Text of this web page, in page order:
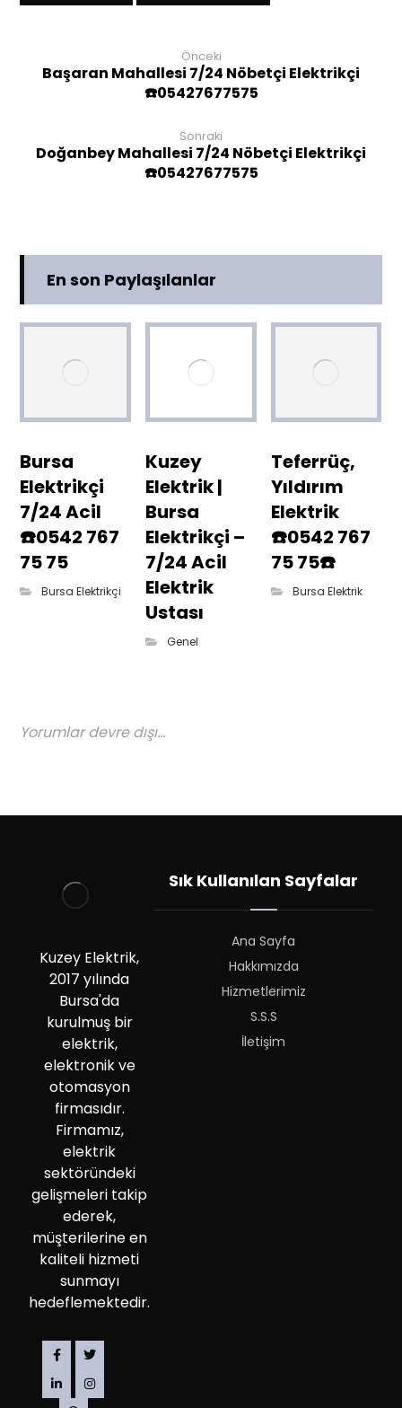
Önceki
Başaran Mahallesi 7/24 Nöbetçi Elektrikçi
☎️05427677575
Sonraki
Doğanbey Mahallesi 7/24 Nöbetçi Elektrikçi
☎️05427677575
En son Paylaşılanlar
Bursa
Elektrikçi
7/24 Acil
☎️0542 767
75 75
Bursa Elektrikçi
Kuzey
Elektrik |
Bursa
Elektrikçi –
7/24 Acil
Elektrik
Ustası
Genel
Teferrüç,
Yıldırım
Elektrik
☎️0542 767
75 75☎️
Bursa Elektrik
Yorumlar devre dışı...
Kuzey Elektrik,
2017 yılında
Bursa'da
kurulmuş bir
elektrik,
elektronik ve
otomasyon
firmasıdır.
Firmamız,
elektrik
sektöründeki
gelişmeleri takip
ederek,
müşterilerine en
kaliteli hizmeti
sunmayı
hedeflemektedir.
Sık Kullanılan Sayfalar
Ana Sayfa
Hakkımızda
Hizmetlerimiz
S.S.S
İletişim